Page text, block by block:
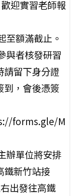
迎實習老師報
至額滿截止。
與者核發研習
請留下身分證
到，會後憑簽
forms.gle/M
辦單位將安排
鐵新竹站接
出發往高鐵